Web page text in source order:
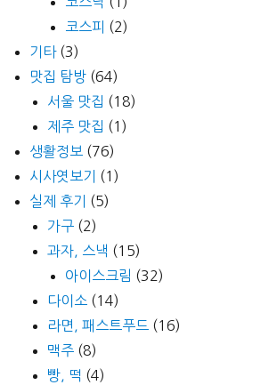
코스피 (2)
기타(3)
맛집 탐방 (64)
서울 맛집 (18)
제주 맛집 (1)
생활정보 (76)
시사엿보기
(1)
실제 후기
(5)
가구 (2)
과자, 스낵 (15)
아이스크림 (32)
다이소 (14)
라면, 패스트푸드 (16)
맥주 (8)
빵, 떡 (4)